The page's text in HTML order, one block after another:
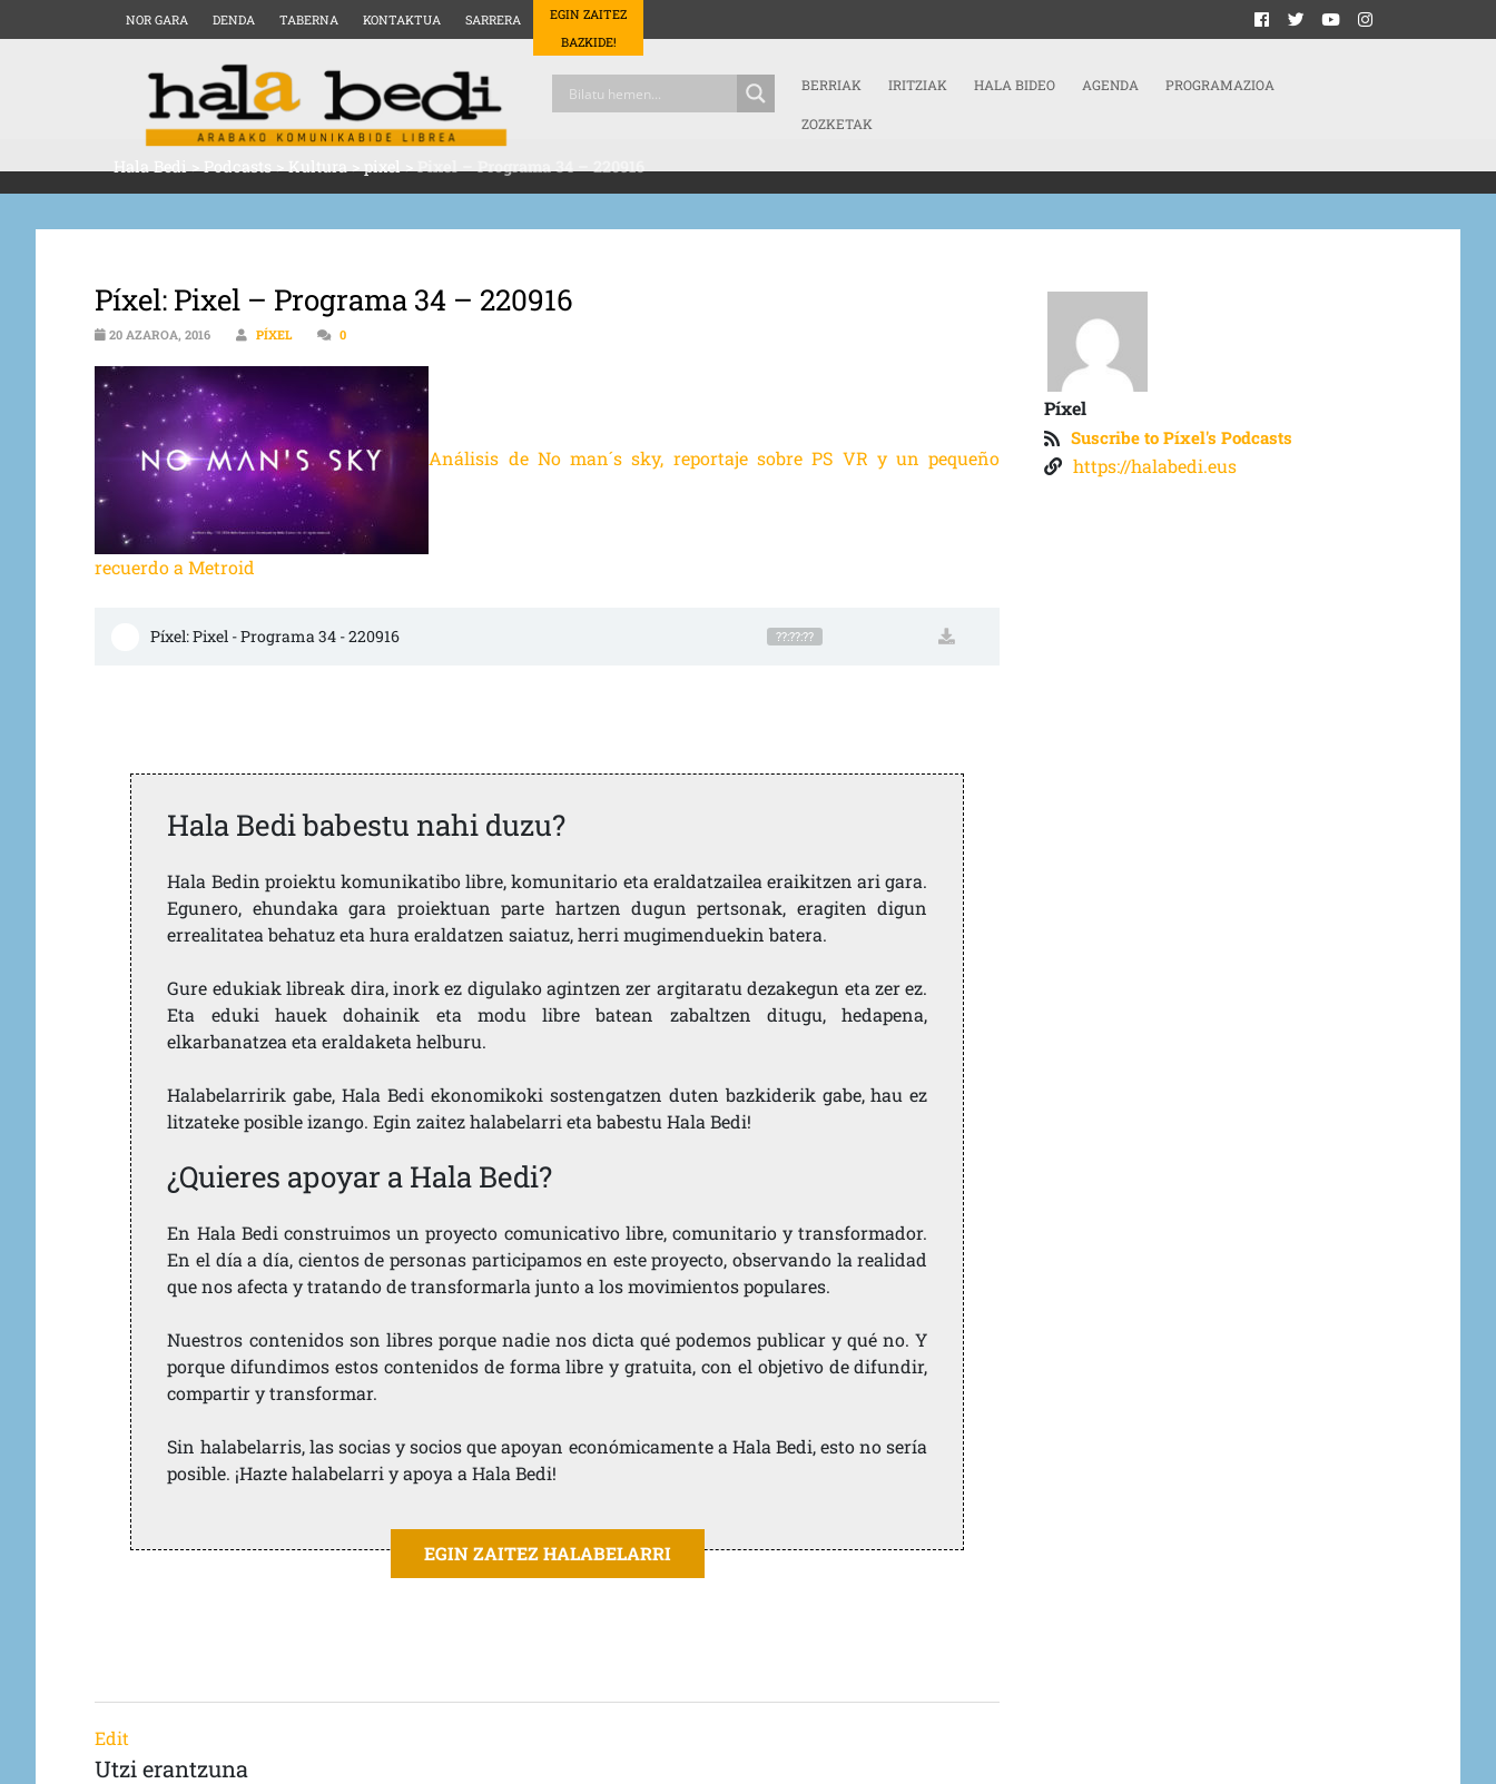
NOR GARA DENDA TABERNA KONTAKTUA SARRERA
EGIN ZAITEZ
BAZKIDE!
BERRIAK IRITZIAK HALA BIDEO AGENDA PROGRAMAZIOA
ZOZKETAK
Hala Bedi>Podcasts>Kultura>pixel>Pixel – Programa 34 – 220916
Píxel: Pixel – Programa 34 – 220916
20 AZAROA, 2016 PÍXEL 0
Análisis de No man´s sky, reportaje sobre PS VR y un pequeño
recuerdo a Metroid
Píxel: Pixel - Programa 34 - 220916 ??:??:??
Hala Bedi babestu nahi duzu?
Hala Bedin proiektu komunikatibo libre, komunitario eta eraldatzailea eraikitzen ari gara.
Egunero, ehundaka gara proiektuan parte hartzen dugun pertsonak, eragiten digun
errealitatea behatuz eta hura eraldatzen saiatuz, herri mugimenduekin batera.
Gure edukiak libreak dira, inork ez digulako agintzen zer argitaratu dezakegun eta zer ez.
Eta eduki hauek dohainik eta modu libre batean zabaltzen ditugu, hedapena,
elkarbanatzea eta eraldaketa helburu.
Halabelarririk gabe, Hala Bedi ekonomikoki sostengatzen duten bazkiderik gabe, hau ez
litzateke posible izango. Egin zaitez halabelarri eta babestu Hala Bedi!
¿Quieres apoyar a Hala Bedi?
En Hala Bedi construimos un proyecto comunicativo libre, comunitario y transformador.
En el día a día, cientos de personas participamos en este proyecto, observando la realidad
que nos afecta y tratando de transformarla junto a los movimientos populares.
Nuestros contenidos son libres porque nadie nos dicta qué podemos publicar y qué no. Y
porque difundimos estos contenidos de forma libre y gratuita, con el objetivo de difundir,
compartir y transformar.
Sin halabelarris, las socias y socios que apoyan económicamente a Hala Bedi, esto no sería
posible. ¡Hazte halabelarri y apoya a Hala Bedi!
EGIN ZAITEZ HALABELARRI
Edit
Utzi erantzuna
Píxel
Suscribe to Píxel's Podcasts
https://halabedi.eus